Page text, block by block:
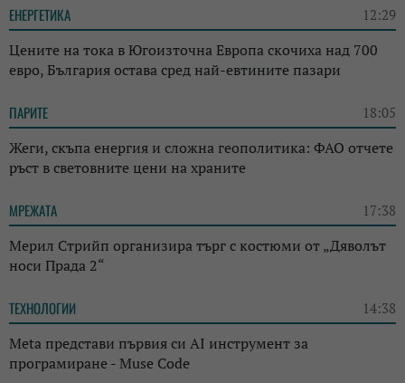
ЕНЕРГЕТИКА 12:29
Цените на тока в Югоизточна Европа скочиха над 700
евро, България остава сред най-евтините пазари
ПАРИТЕ 18:05
Жеги, скъпа енергия и сложна геополитика: ФАО отчете
ръст в световните цени на храните
МРЕЖАТА 17:38
Мерил Стрийп организира търг с костюми от „Дяволът
носи Прада 2“
ТЕХНОЛОГИИ 14:38
Meta представи първия си AI инструмент за
програмиране - Muse Code